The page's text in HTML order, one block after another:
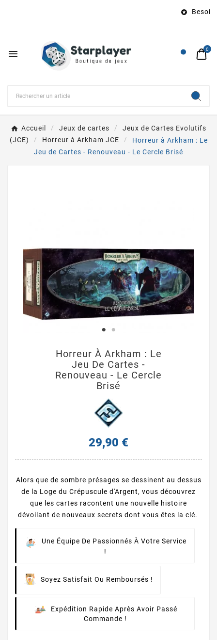
 Besoin
 0
Accueil Jeux de cartes
Jeux de Cartes Evolutifs
(JCE)
Horreur à Arkham JCE
Horreur à Arkham : Le
Jeu de Cartes - Renouveau - Le Cercle Brisé
Horreur À Arkham : Le
Jeu De Cartes -
Renouveau - Le Cercle
Brisé
29,90 €
Alors que de sombre présages se dessinent au dessus
de la Loge du Crépuscule d'Argent, vous découvrez
que les cartes racontent une nouvelle histoire
dévoilant de nouveaux secrets dont vous êtes la clé.
Une Équipe De Passionnés À Votre Service
!
Soyez Satisfait Ou Remboursés !
Expédition Rapide Après Avoir Passé
Commande !